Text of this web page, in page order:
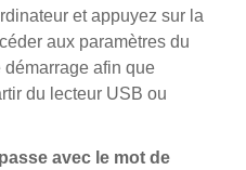
et appuyez sur la
aux paramètres du
démarrage afin que
du lecteur USB ou
avec le mot de